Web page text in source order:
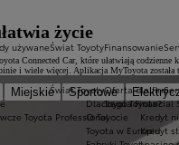
Miejskie Sportowe
Toyota Professional
używaneŚwiat Toyoty
Świat Toyoty
Dlaczego Toyota?
O Toyocie
Toyota w Europie
Finansowanie
Oferta dla firm
Toyota Financial
Kredyt
Kredyt
życie
Connected Car, które ułatwiają
i wiele więcej. Aplikacja MyToyota została